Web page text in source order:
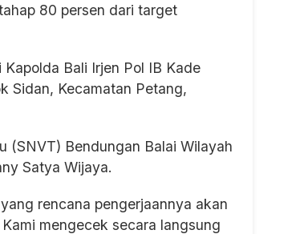
80 persen dari target
Bali Irjen Pol IB Kade
Sidan, Kecamatan Petang,
(SNVT) Bendungan Balai Wilayah
Satya Wijaya.
rencana pengerjaannya akan
mengecek secara langsung